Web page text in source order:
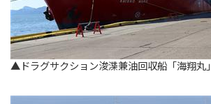
▲ドラグサクション浚渫兼油回収船「海翔丸」